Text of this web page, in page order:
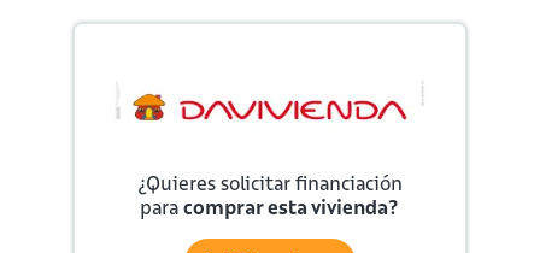
¿Quieres solicitar financiación
paracomprar esta vivienda?